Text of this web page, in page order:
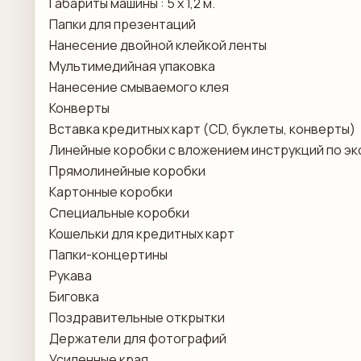
Папки для презентаций
Нанесение двойной клейкой ленты
Мультимедийная упаковка
Нанесение смываемого клея
Конверты
Вставка кредитных карт (CD, буклеты, конверты)
Линейные коробки с вложением инструкций по
Прямолинейные коробки
Картонные коробки
Специальные коробки
Кошельки для кредитных карт
Папки-концертины
Рукава
Биговка
Поздравительные открытки
Держатели для фотографий